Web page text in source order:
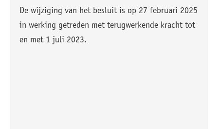
De wijziging van het besluit is op 27 februari 2025
in werking getreden met terugwerkende kracht tot
en met 1 juli 2023.